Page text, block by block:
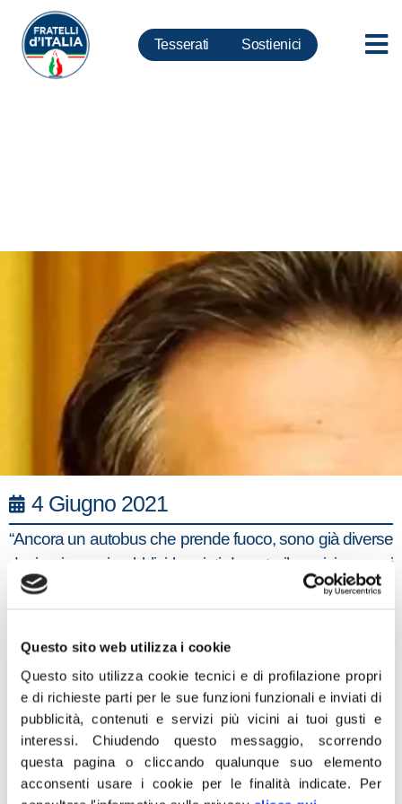
Questo sito web utilizza i cookie
Questo sito utilizza cookie tecnici e di profilazione propri
e di richieste parti per le sue funzioni funzionali e inviati di
pubblicità, contenuti e servizi più vicini ai tuoi gusti e
interessi.Chiudendo questo messaggio, scorrendo
questa pagina o cliccando qualunque suo elemento
acconsenti usare i cookie per le finalità indicate. Per
Tesserati Sostienici
4 Giugno 2021
“Ancora un autobus che prende fuoco, sono già diverse
decine i mezzi pubblici bruciati durante il servizio, ormai
è chiaro che il Campidoglio non è in grado di trovare una
accade per i rifiuti, la gestione approssimativa e
difficoltà operative ad Atac ed Ama e, data la loro
funzione strategica, conseguenti forti danni d’immagine
alle municipalizzate e alla città stessa. Riflettendo sul
fatto che ogni volta che brucia un mezzo è a rischio
l’incolumità del conducente, dei passeggeri e delle